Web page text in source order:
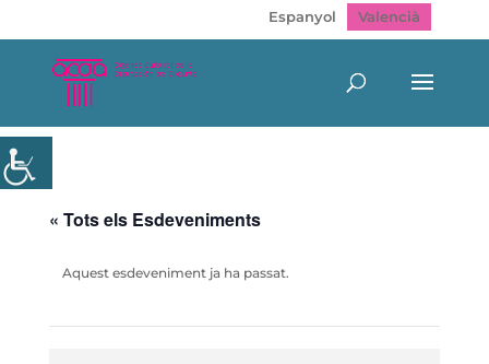
Espanyol Valencià
« Tots els Esdeveniments
Aquest esdeveniment ja ha passat.